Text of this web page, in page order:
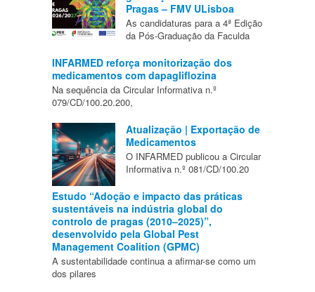
Pragas – FMV ULisboa
As candidaturas para a 4ª Edição
da Pós-Graduação da Faculda
INFARMED reforça monitorização dos
medicamentos com dapagliflozina
Na sequência da Circular Informativa n.º
079/CD/100.20.200,
Atualização | Exportação de
Medicamentos
O INFARMED publicou a Circular
Informativa n.º 081/CD/100.20
Estudo “Adoção e impacto das práticas
sustentáveis na indústria global do
controlo de pragas (2010–2025)”,
desenvolvido pela Global Pest
Management Coalition (GPMC)
A sustentabilidade continua a afirmar-se como um
dos pilares